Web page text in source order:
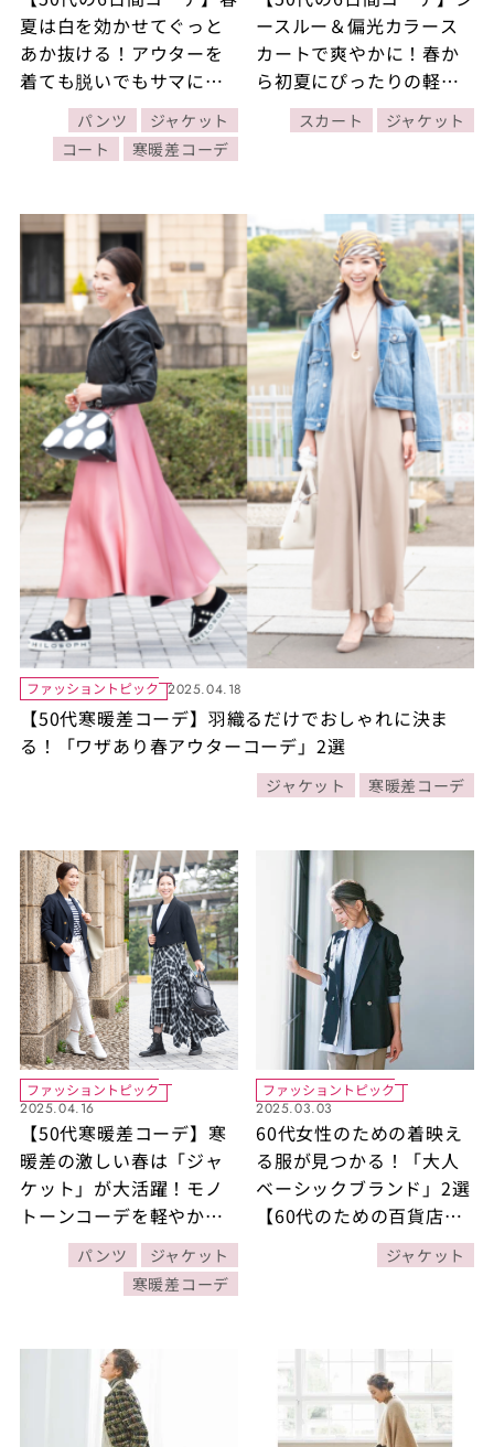
夏は白を効かせてぐっと
あか抜ける！アウターを
着ても脱いでもサマにな
るコーデ2選【春の寒暖差
コーデ Day5・Day6】
パンツ
ジャケット
コート
寒暖差コーデ
ースルー＆偏光カラース
カートで爽やかに！春か
ら初夏にぴったりの軽や
かアウターで寒暖差対策
できるコーデ2選【春の寒
スカート ジャケット
ファッショントピック 2025.04.18
【50代寒暖差コーデ】羽織るだけでおしゃれに決ま
る！「ワザあり春アウターコーデ」2選
ジャケット 寒暖差コーデ
ファッショントピック
2025.04.16
【50代寒暖差コーデ】寒
暖差の激しい春は「ジャ
ケット」が大活躍！モノ
トーンコーデを軽やかに
する着こなし2選
パンツ
ジャケット
寒暖差コーデ
ファッショントピック
2025.03.03
60代女性のための着映え
る服が見つかる！「大人
ベーシックブランド」2選
【60代のための百貨店取
り扱いブランド案内】
ジャケット